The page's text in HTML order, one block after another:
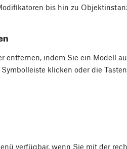
bis hin zu
entfernen, indem Sie ein Modell
klicken oder die
verfügbar, wenn Sie mit der